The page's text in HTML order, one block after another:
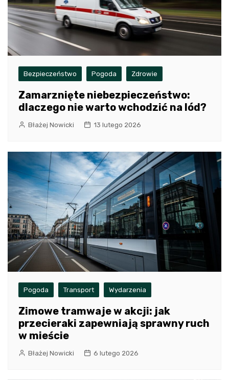
Bezpieczeństwo Pogoda Zdrowie
Zamarznięte niebezpieczeństwo:
dlaczego nie warto wchodzić na lód?
Błażej Nowicki 13 lutego 2026
Pogoda Transport Wydarzenia
Zimowe tramwaje w akcji: jak
przecieraki zapewniają sprawny ruch
w mieście
Błażej Nowicki 6 lutego 2026